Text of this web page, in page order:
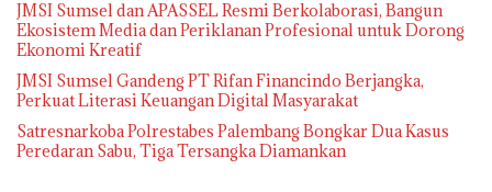
JMSI Sumsel dan APASSEL Resmi Berkolaborasi, Bangun
Ekosistem Media dan Periklanan Profesional untuk Dorong
Ekonomi Kreatif
JMSI Sumsel Gandeng PT Rifan Financindo Berjangka,
Perkuat Literasi Keuangan Digital Masyarakat
Satresnarkoba Polrestabes Palembang Bongkar Dua Kasus
Peredaran Sabu, Tiga Tersangka Diamankan